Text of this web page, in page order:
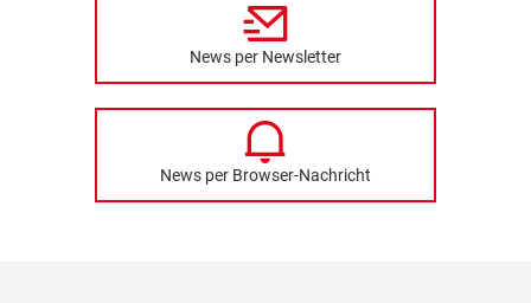
News per Newsletter
News per Browser-Nachricht